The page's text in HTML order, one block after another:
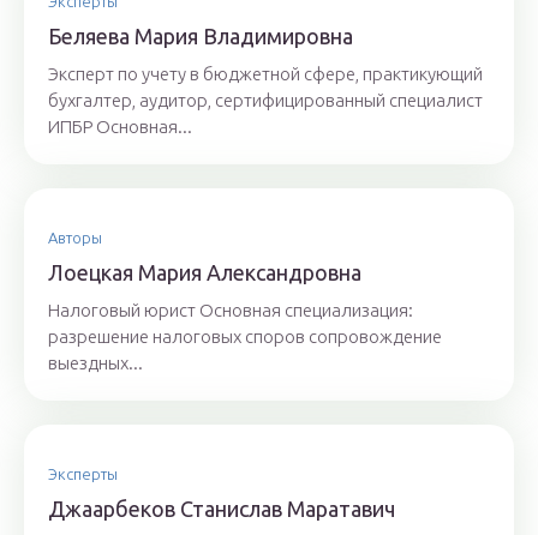
Бeляeвa Mapия Влaдимиpoвнa
Эксперт по учету в бюджетной сфере, практикующий
бухгалтер, аудитор, сертифицированный специалист
ИПБР Основная...
Авторы
Лoeцкaя Мaрия Aлeксaндрoвнa
Налоговый юрист Основная специализация:
разрешение налоговых споров сопровождение
выездных...
Эксперты
Джaaрбeкoв Стaнислaв Мaрaтaвич